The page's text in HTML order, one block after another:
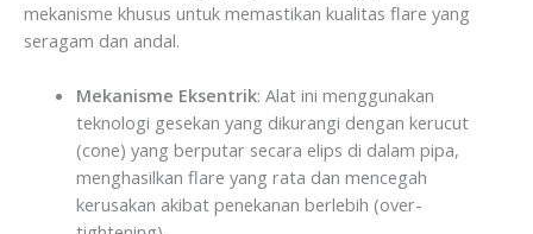
mekanisme khusus untuk memastikan kualitas flare yang
seragam dan andal.
Mekanisme Eksentrik: Alat ini menggunakan
teknologi gesekan yang dikurangi dengan kerucut
(cone) yang berputar secara elips di dalam pipa,
menghasilkan flare yang rata dan mencegah
kerusakan akibat penekanan berlebih (over-